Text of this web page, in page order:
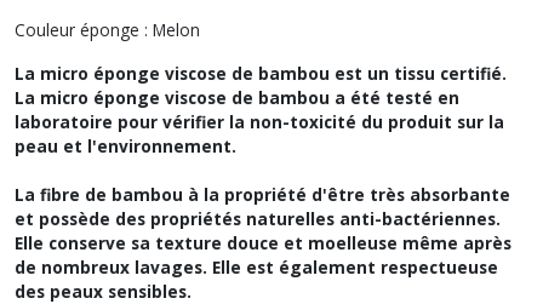
Couleur éponge : Melon
La micro éponge viscose de bambou est un tissu certifié.
La micro éponge viscose de bambou a été testé en
laboratoire pour vérifier la non-toxicité du produit sur la
peau et l'environnement.
La fibre de bambou à la propriété d'être très absorbante
et possède des propriétés naturelles anti-bactériennes.
Elle conserve sa texture douce et moelleuse même après
de nombreux lavages. Elle est également respectueuse
des peaux sensibles.